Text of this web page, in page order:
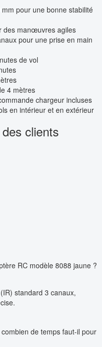
pour une bonne stabilité
des manœuvres agiles
pour une prise en main
de vol
4 mètres
chargeur incluses
en intérieur et en extérieur
clients
RC modèle 8088 jaune ?
standard 3 canaux,
de temps faut-il pour